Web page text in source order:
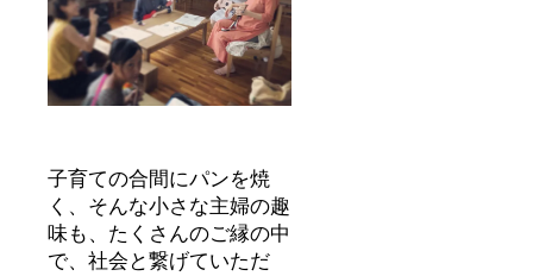
子育ての合間にパンを焼
く、そんな小さな主婦の趣
味も、たくさんのご縁の中
で、社会と繋げていただ